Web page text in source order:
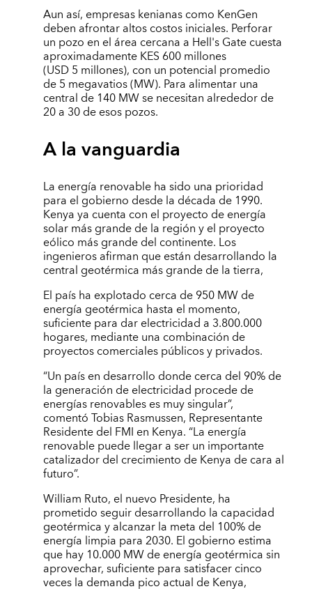
Aun así, empresas kenianas como KenGen
deben afrontar altos costos iniciales. Perforar
un pozo en el área cercana a Hell's Gate cuesta
aproximadamente KES 600 millones
(USD 5 millones), con un potencial promedio
de 5 megavatios (MW). Para alimentar una
central de 140 MW se necesitan alrededor de
20 a 30 de esos pozos.
A la vanguardia
La energía renovable ha sido una prioridad
para el gobierno desde la década de 1990.
Kenya ya cuenta con el proyecto de energía
solar más grande de la región y el proyecto
eólico más grande del continente. Los
ingenieros afirman que están desarrollando la
central geotérmica más grande de la tierra,
El país ha explotado cerca de 950 MW de
energía geotérmica hasta el momento,
suficiente para dar electricidad a 3.800.000
hogares, mediante una combinación de
proyectos comerciales públicos y privados.
“Un país en desarrollo donde cerca del 90% de
la generación de electricidad procede de
energías renovables es muy singular”,
comentó Tobias Rasmussen, Representante
Residente del FMI en Kenya. “La energía
renovable puede llegar a ser un importante
catalizador del crecimiento de Kenya de cara al
futuro”.
William Ruto, el nuevo Presidente, ha
prometido seguir desarrollando la capacidad
geotérmica y alcanzar la meta del 100% de
energía limpia para 2030. El gobierno estima
que hay 10.000 MW de energía geotérmica sin
aprovechar, suficiente para satisfacer cinco
veces la demanda pico actual de Kenya,